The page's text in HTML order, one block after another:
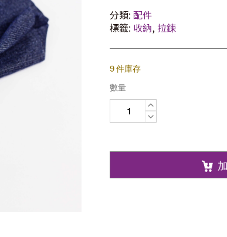
分類:配件
標籤: 收納,拉鍊
9 件庫存
數量
拉
量